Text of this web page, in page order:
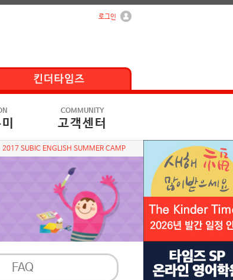
로그인
COMMUNITY
고객센터
2017 SUBIC ENGLISH SUMMER CAMP
FAQ